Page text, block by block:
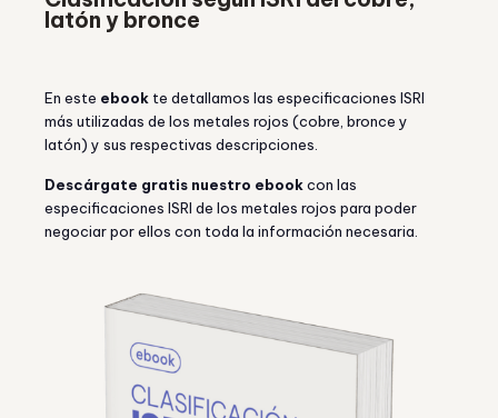
latón y bronce
En este ebook te detallamos las especificaciones ISRI
más utilizadas de los metales rojos (cobre, bronce y
latón) y sus respectivas descripciones.
Descárgate gratis nuestro ebookcon las
especificaciones ISRI de los metales rojos para poder
negociar por ellos con toda la información necesaria.